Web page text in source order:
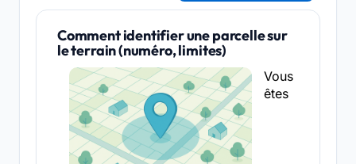
Comment identifier une parcelle sur
le terrain (numéro, limites)
Vous
êtes